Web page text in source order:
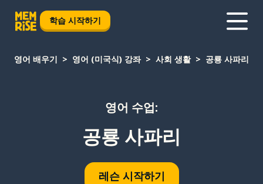
학습 시작하기
영어 배우기 영어 (미국식) 강좌 사회 생활 공룡 사파리
영어 수업:
공룡 사파리
레슨 시작하기